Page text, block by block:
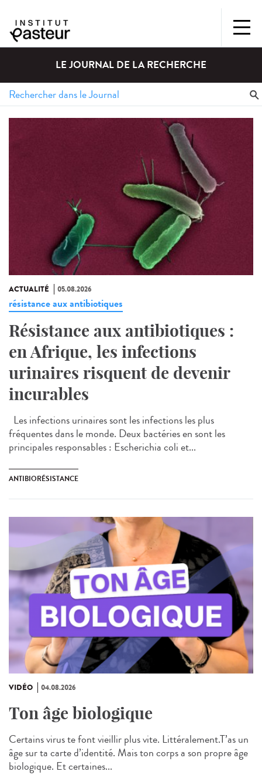
LE JOURNAL DE LA RECHERCHE
ACTUALITÉ 05.08.2026
résistance aux antibiotiques
Résistance aux antibiotiques :
en Afrique, les infections
urinaires risquent de devenir
incurables
Les infections urinaires sont les infections les plus
fréquentes dans le monde. Deux bactéries en sont les
principales responsables : Escherichia coli et...
ANTIBIORÉSISTANCE
VIDÉO 04.08.2026
Ton âge biologique
Certains virus te font vieillir plus vite. Littéralement.T’as un
âge sur ta carte d’identité. Mais ton corps a son propre âge
biologique. Et certaines...